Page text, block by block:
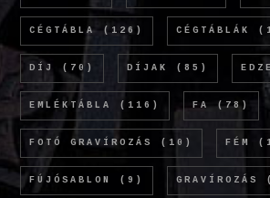
CÉGTÁBLA (126) CÉGTÁBLÁK
DÍJ (70) DÍJAK (85)
EMLÉKTÁBLA (116) FA (78)
FOTÓ GRAVÍROZÁS (10) FÉM
FÚJÓSABLON (9) GRAVÍROZÁS